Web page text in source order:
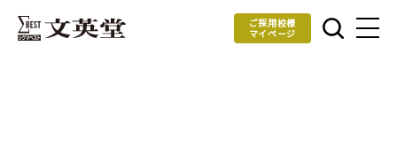
ご採用校様
マイページ